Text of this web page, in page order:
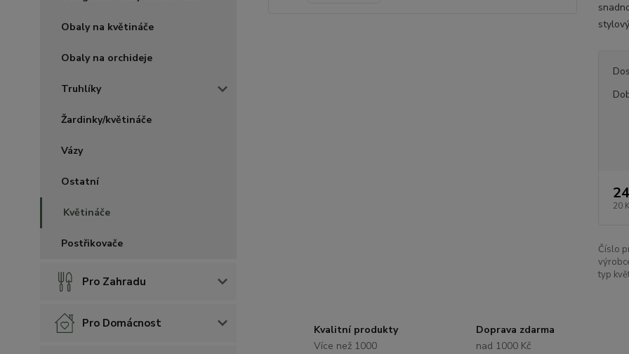
Obaly na květináče
Obaly na orchideje
Truhlíky
Žardinky/květináče
Vázy
Ostatní
Květináče
Postřikovače
Pro Zahradu
Pro Domácnost
20
Číslo
typ
Kvalitní produkty
Více než 1000
Doprava zdarma
nad 1000 Kč